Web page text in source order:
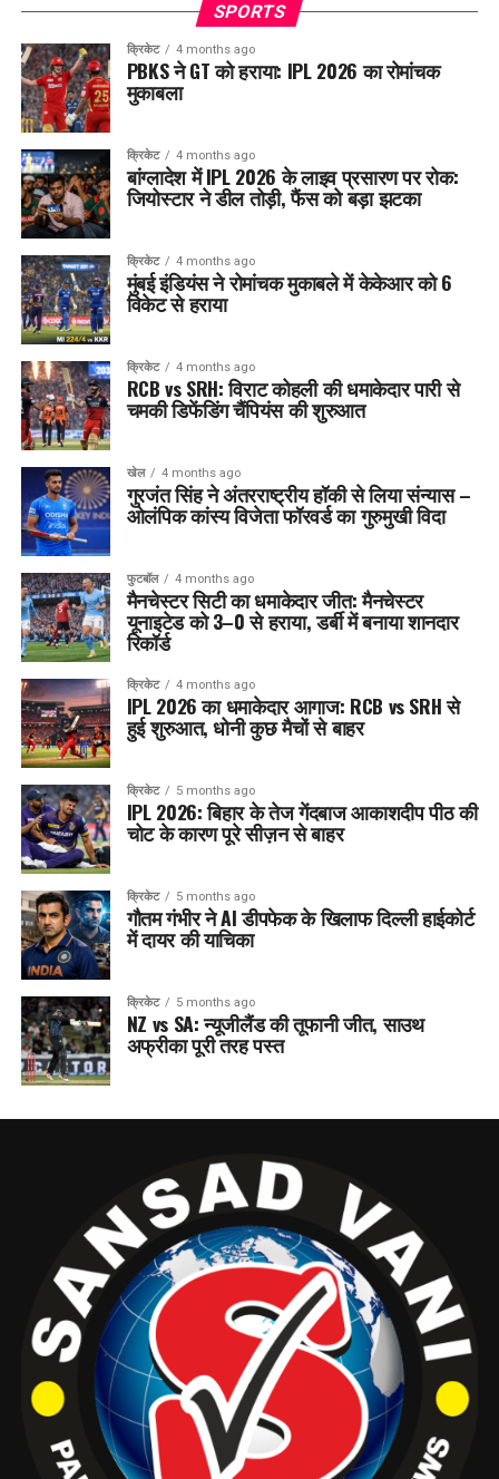
SPORTS
क्रिकेट 4 months ago
PBKS ने GT को हराया: IPL 2026 का रोमांचक
मुकाबला
क्रिकेट 4 months ago
बांग्लादेश में IPL 2026 के लाइव प्रसारण पर रोक:
जियोस्टार ने डील तोड़ी, फैंस को बड़ा झटका
क्रिकेट 4 months ago
मुंबई इंडियंस ने रोमांचक मुकाबले में केकेआर को 6
विकेट से हराया
क्रिकेट 4 months ago
RCB vs SRH: विराट कोहली की धमाकेदार पारी से
चमकी डिफेंडिंग चैंपियंस की शुरुआत
खेल 4 months ago
गुरजंत सिंह ने अंतरराष्ट्रीय हॉकी से लिया संन्यास –
ओलंपिक कांस्य विजेता फॉरवर्ड का गुरुमुखी विदा
फुटबॉल 4 months ago
मैनचेस्टर सिटी का धमाकेदार जीत: मैनचेस्टर
यूनाइटेड को 3–0 से हराया, डर्बी में बनाया शानदार
रिकॉर्ड
क्रिकेट 4 months ago
IPL 2026 का धमाकेदार आगाज: RCB vs SRH से
हुई शुरुआत, धोनी कुछ मैचों से बाहर
क्रिकेट 5 months ago
IPL 2026: बिहार के तेज गेंदबाज आकाशदीप पीठ की
चोट के कारण पूरे सीज़न से बाहर
क्रिकेट 5 months ago
गौतम गंभीर ने AI डीपफेक के खिलाफ दिल्ली हाईकोर्ट
में दायर की याचिका
क्रिकेट 5 months ago
NZ vs SA: न्यूजीलैंड की तूफानी जीत, साउथ
अफ्रीका पूरी तरह पस्त